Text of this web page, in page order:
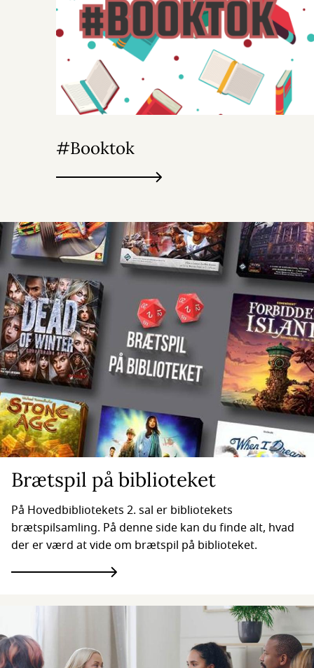
#Booktok
Brætspil på biblioteket
På Hovedbibliotekets 2. sal er bibliotekets
brætspilsamling. På denne side kan du finde alt, hvad
der er værd at vide om brætspil på biblioteket.